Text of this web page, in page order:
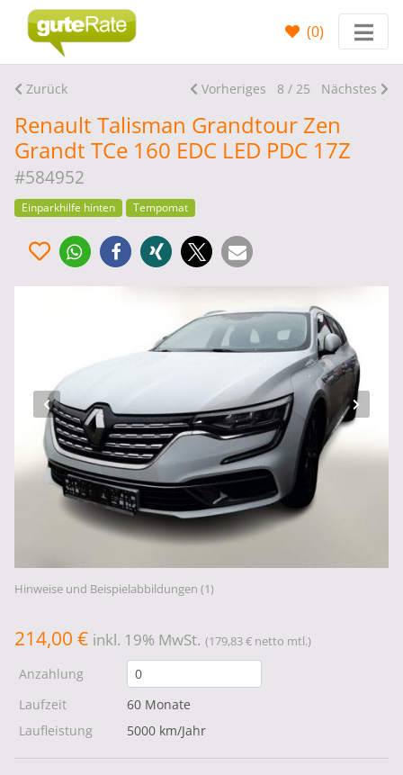
(0)
Zurück Vorheriges 8 / 25 Nächstes
Renault Talisman Grandtour Zen
Grandt TCe 160 EDC LED PDC 17Z
#584952
Einparkhilfe hinten Tempomat
Hinweise und Beispielabbildungen (1)
214,00 € inkl. 19% MwSt. (179,83 € netto mtl.)
Anzahlung
Laufzeit
60 Monate
Laufleistung
5000 km/Jahr